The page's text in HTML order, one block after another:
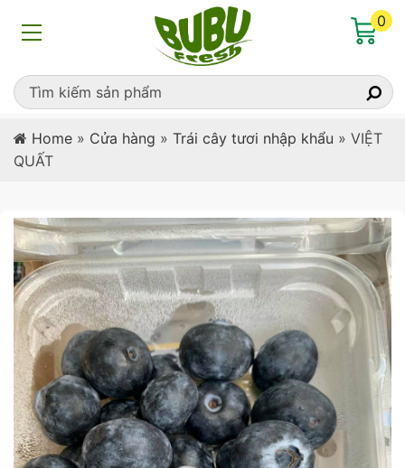
0
Home » Cửa hàng » Trái cây tươi nhập khẩu » VIỆT
QUẤT